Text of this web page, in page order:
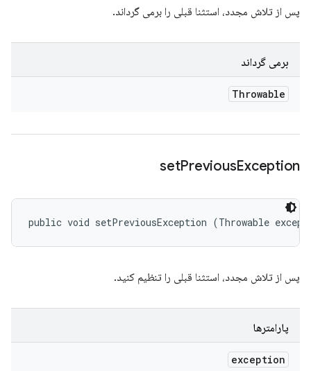
پس از تلاش مجدد، استثنا قبلی را برمی گرداند.
برمی گرداند
Throwable
setPreviousException
public void setPreviousException (Throwable
پس از تلاش مجدد، استثنا قبلی را تنظیم کنید.
پارامترها
exception